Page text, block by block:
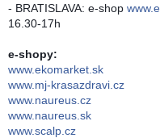
- BRATISLAVA: e-shop
16.30-17h
e-shopy:
www.ekomarket.sk
www.mj-krasazdravi.cz
www.naureus.cz
www.naureus.sk
www.scalp.cz